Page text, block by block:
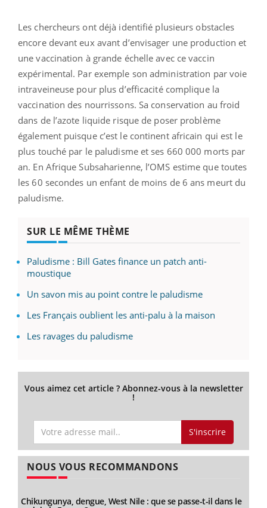
Les chercheurs ont déjà identifié plusieurs obstacles
encore devant eux avant d’envisager une production et
une vaccination à grande échelle avec ce vaccin
expérimental. Par exemple son administration par voie
intraveineuse pour plus d’efficacité complique la
vaccination des nourrissons. Sa conservation au froid
dans de l’azote liquide risque de poser problème
également puisque c’est le continent africain qui est le
plus touché par le paludisme et ses 660 000 morts par
an. En Afrique Subsaharienne, l’OMS estime que toutes
les 60 secondes un enfant de moins de 6 ans meurt du
paludisme.
SUR LE MÊME THÈME
Paludisme : Bill Gates finance un patch anti-
moustique
Un savon mis au point contre le paludisme
Les Français oublient les anti-palu à la maison
Les ravages du paludisme
Vous aimez cet article ? Abonnez-vous à la newsletter
!
S'inscrire
NOUS VOUS RECOMMANDONS
Chikungunya, dengue, West Nile : que se passe-t-il dans le